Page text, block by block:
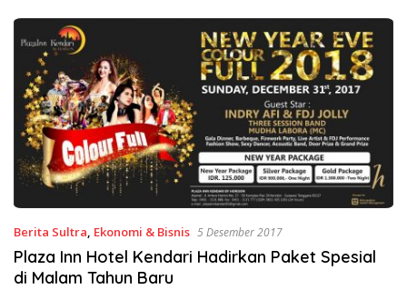
Berita Sultra Ekonomi & Bisnis 5 Desember 2017
Plaza Inn Hotel Kendari Hadirkan Paket Spesial
di Malam Tahun Baru